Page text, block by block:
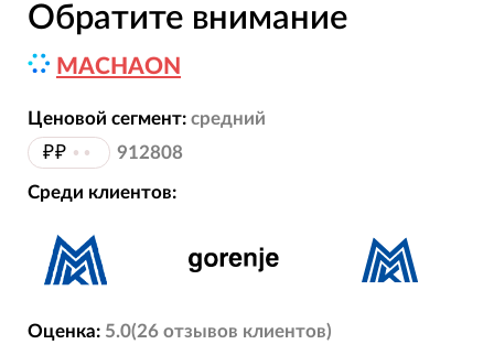
Обратите внимание
MACHAON
Ценовой сегмент: средний
₽₽ •• 912808
Среди клиентов:
Оценка: 5.0(26 отзывов клиентов)